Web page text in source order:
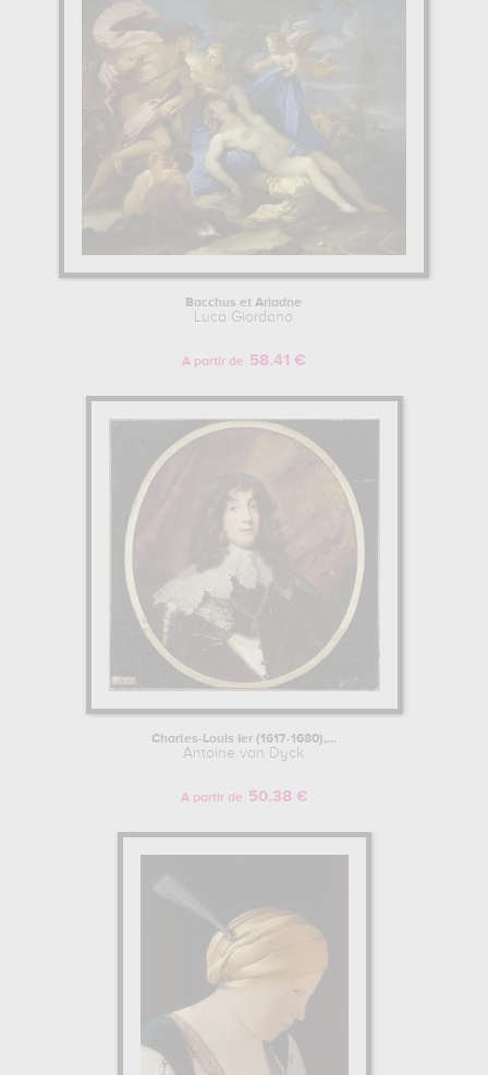
Bacchus et Ariadne
Luca Giordano
A partir de 58.41 €
Charles-Louis Ier (1617-1680),...
Antoine van Dyck
A partir de 50.38 €